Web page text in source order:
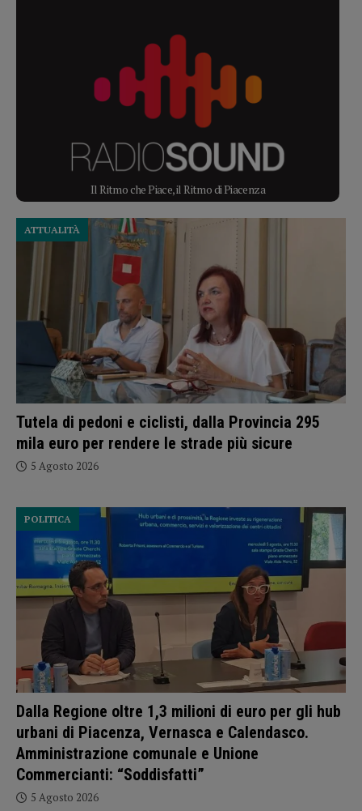
Il Ritmo che Piace, il Ritmo di Piacenza
Tutela di pedoni e ciclisti, dalla Provincia 295
mila euro per rendere le strade più sicure
ATTUALITÀ
5 Agosto 2026
Dalla Regione oltre 1,3 milioni di euro per gli hub
urbani di Piacenza, Vernasca e Calendasco.
Amministrazione comunale e Unione
Commercianti: “Soddisfatti”
POLITICA
5 Agosto 2026